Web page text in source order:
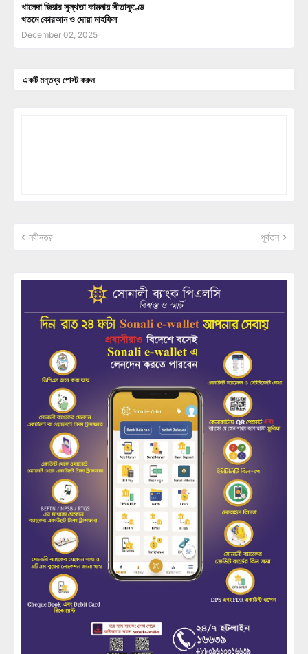
খালেদা জিয়ার সুস্থতা কামনায় সীতাকুণ্ডে
খতমে কোরআন ও দোয়া মাহফিল
December 02, 2025
একটি মন্তব্য পোস্ট করুন
নবীনতর পূর্বতন